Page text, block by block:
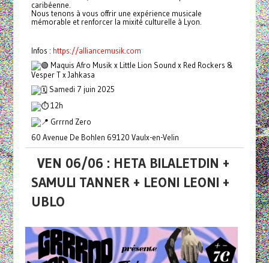
caribéenne.
Nous tenons à vous offrir une expérience musicale
mémorable et renforcer la mixité culturelle à Lyon.
Infos : https://alliancemusik.com
Maquis Afro Musik x Little Lion Sound x Red Rockers &
Vesper T x Jahkasa
Samedi 7 juin 2025
12h
Grrrnd Zero
60 Avenue De Bohlen 69120 Vaulx-en-Velin
VEN 06/06 : HETA BILALETDIN +
SAMULI TANNER + LEONI LEONI +
UBLO